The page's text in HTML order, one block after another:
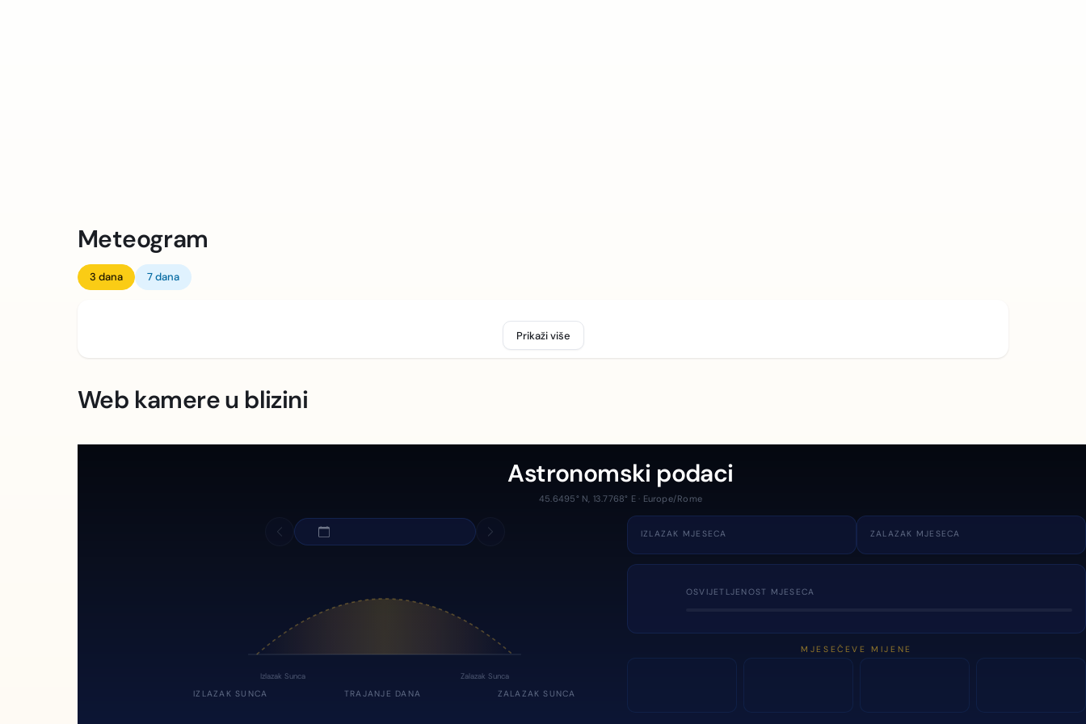
Meteogram
3 dana 7 dana
Prikaži više
Web kamere u blizini
Astronomski podaci
45.6495° N, 13.7768° E · Europe/Rome
Izlazak Sunca Zalazak Sunca
IZLAZAK SUNCA TRAJANJE DANA ZALAZAK SUNCA
IZLAZAK MJESECA ZALAZAK MJESECA
OSVIJETLJENOST MJESECA
MJESEČEVE MIJENE